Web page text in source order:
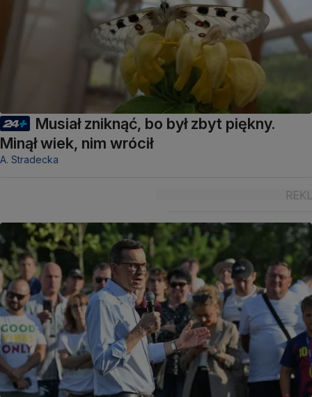
Musiał zniknąć, bo był zbyt piękny.
Minął wiek, nim wrócił
A. Stradecka